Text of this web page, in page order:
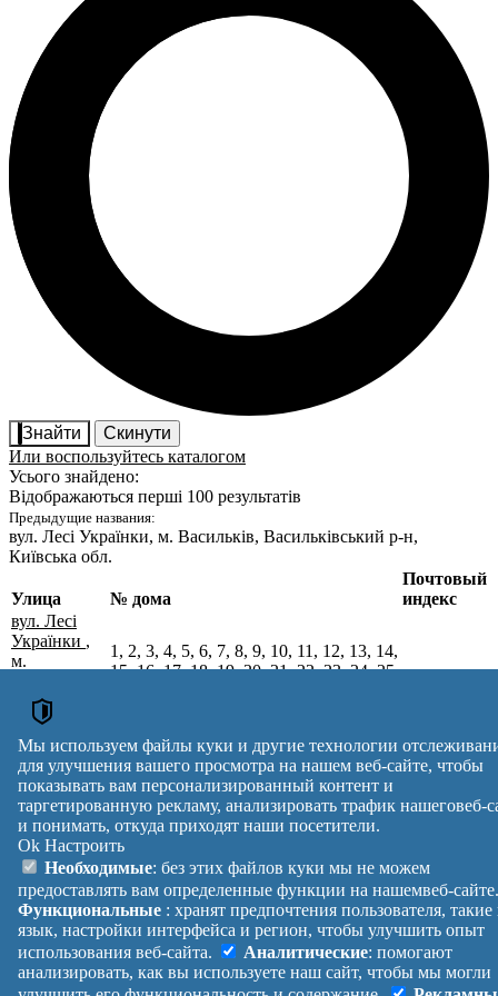
Знайти
Скинути
Или воспользуйтесь каталогом
Усього знайдено:
Відображаються перші 100 результатів
Предыдущие названия:
вул. Лесі Українки, м. Васильків, Васильківський р-н,
Київська обл.
Почтовые индексы Украины. Обновлено : 27-07-2026.
Улица № дома
Почтовый
индекс
вул. Лесі
Українки ,
м.
Обухівський
р-н,
Київська
обл.
1, 2, 3, 4, 5, 6, 7, 8, 9, 10, 11, 12, 13, 14,
15, 16, 17, 18, 19, 20, 21, 22, 23, 24, 25,
Вулиця № будинків
Індекс
reklama
Правила
Помощь
Платные
услуги
Политика
конфиденциальности
Манифест
О проекте
Обратная
связь
Украина
Вход |
Выход
Мы используем файлы куки и другие технологии
для улучшения вашего просмотра на нашем веб-сайте, чтобы
показывать вам персонализированный контент и
таргетированную рекламу, анализировать трафик нашеговеб-
и понимать, откуда приходят наши посетители.
Ok Настроить
Необходимые: без этих файлов куки мы не можем
предоставлять вам определенные функции на нашемвеб-
Функциональные : хранят предпочтения пользователя, такие
язык, настройки интерфейса и регион, чтобы улучшить опыт
использования веб-сайта.
Аналитические: помогают
анализировать, как вы используете наш сайт, чтобы мы могли